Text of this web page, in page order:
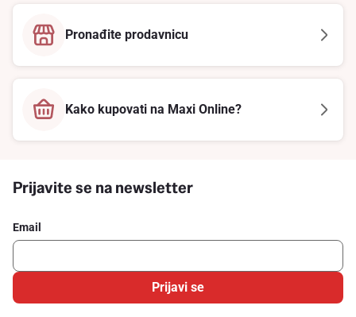
Pronađite prodavnicu
Kako kupovati na Maxi Online?
Prijavite se na newsletter
Email
Prijavi se